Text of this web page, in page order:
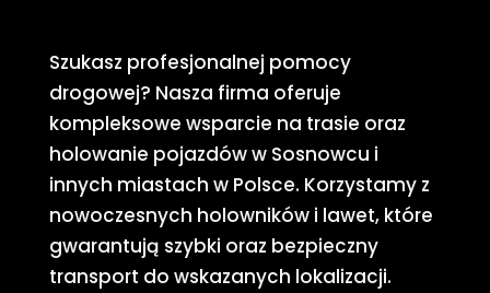
Szukasz profesjonalnej pomocy
drogowej? Nasza firma oferuje
kompleksowe wsparcie na trasie oraz
holowanie pojazdów w Sosnowcu i
innych miastach w Polsce. Korzystamy z
nowoczesnych holowników i lawet, które
gwarantują szybki oraz bezpieczny
transport do wskazanych lokalizacji.